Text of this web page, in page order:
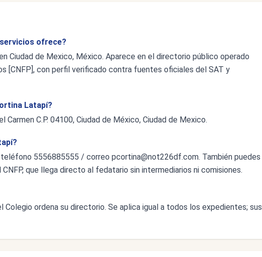
ofrece?
Ciudad de Mexico, México. Aparece en el directorio público operado
[CNFP], con perfil verificado contra fuentes oficiales del SAT y
Latapí?
C.P. 04100, Ciudad de México, Ciudad de Mexico.
5556885555 / correo pcortina@not226df.com. También puedes
que llega directo al fedatario sin intermediarios ni comisiones.
ordena su directorio. Se aplica igual a todos los expedientes; sus